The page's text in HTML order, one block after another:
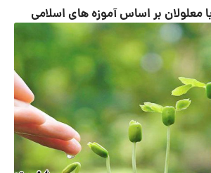
معلولان بر اساس آموزه های اسلامی